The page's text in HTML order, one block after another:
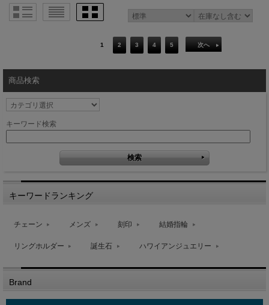
1 2 3 4 5 次へ
商品検索
キーワード検索
キーワードランキング
チェーン メンズ 刻印 結婚指輪
リングホルダー 誕生石 ハワイアンジュエリー
Brand